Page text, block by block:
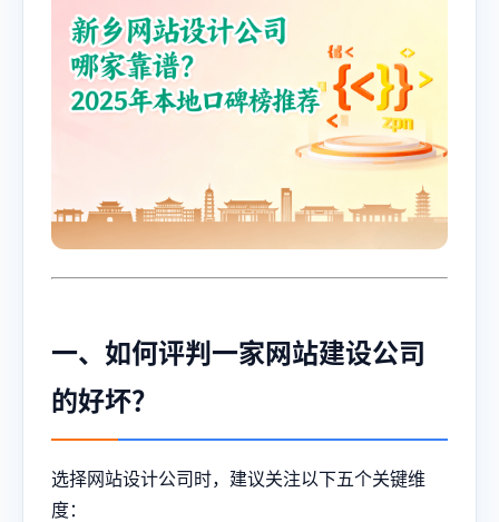
一、如何评判一家网站建设公司
的好坏？
选择网站设计公司时，建议关注以下五个关键维
度：